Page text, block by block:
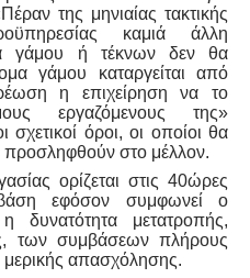
της μηνιαίας τακτικής
καμιά άλλη
γάμου ή τέκνων δεν θα
γάμου καταργείται από
η επιχείρηση να το
εργαζόμενους της»
σχετικοί όροι, οι οποίοι θα
προσληφθούν στο μέλλον.
ορίζεται στις 40ώρες
εφόσον συμφωνεί ο
δυνατότητα μετατροπής,
των συμβάσεων πλήρους
απασχόλησης.